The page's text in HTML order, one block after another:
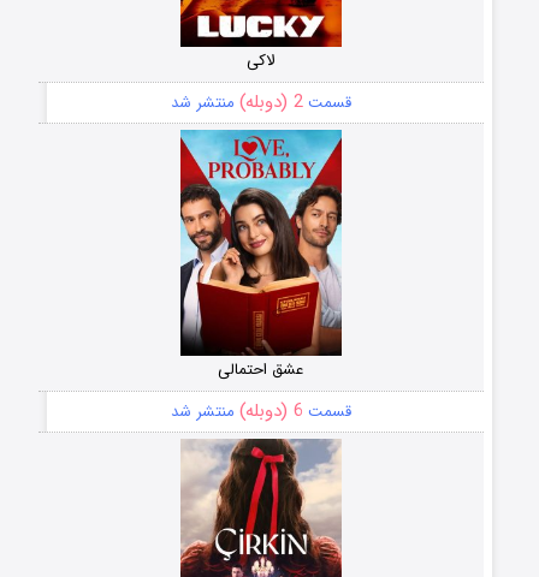
لاکی
قسمت2 (دوبله) منتشر شد
عشق احتمالی
قسمت 6 (دوبله) منتشر شد